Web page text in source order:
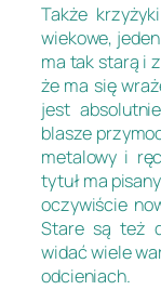
Także
wiekowe,
ma tak starą i
że ma się
jest
blasze
metalowy i
tytuł ma
oczywiście
Stare są też
widać wiele
odcieniach.